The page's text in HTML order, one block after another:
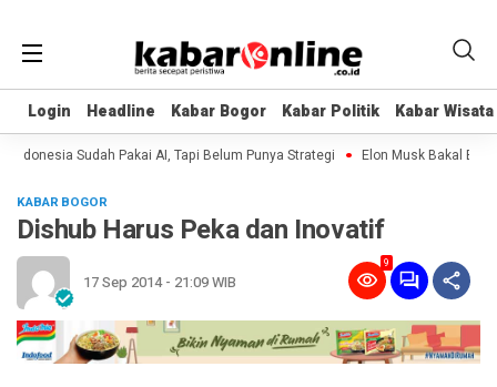
Login Headline Kabar Bogor Kabar Politik Kabar Wisata
Login Headline Kabar Bogor Kabar Politik Kabar Wisata
Sudah Pakai AI, Tapi Belum Punya Strategi Elon Musk Bakal
KABAR BOGOR
Dishub Harus Peka dan Inovatif
17 Sep 2014 - 21:09 WIB
9